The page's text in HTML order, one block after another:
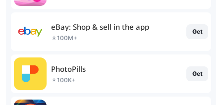
eBay: Shop & sell in the app
100M+
Get
PhotoPills
100K+
Get